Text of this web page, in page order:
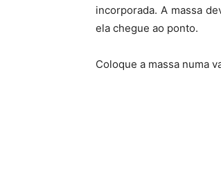
incorporada. A massa
ela chegue ao ponto.
Coloque a massa numa